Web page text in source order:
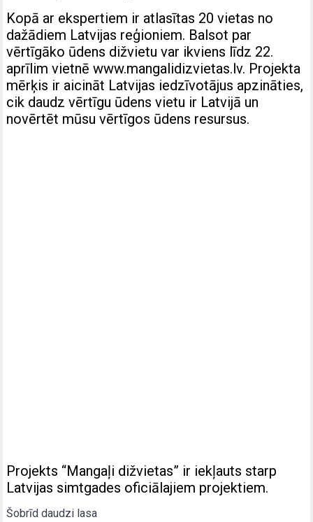
Kopā ar ekspertiem ir atlasītas 20 vietas no
dažādiem Latvijas reģioniem. Balsot par
vērtīgāko ūdens dižvietu var ikviens līdz 22.
aprīlim vietnē www.mangalidizvietas.lv. Projekta
mērķis ir aicināt Latvijas iedzīvotājus apzināties,
cik daudz vērtīgu ūdens vietu ir Latvijā un
novērtēt mūsu vērtīgos ūdens resursus.
Projekts “Mangaļi dižvietas” ir iekļauts starp
Latvijas simtgades oficiālajiem projektiem.
Šobrīd daudzi lasa